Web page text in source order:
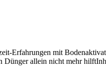
Erfahrungen mit
allein nicht mehr